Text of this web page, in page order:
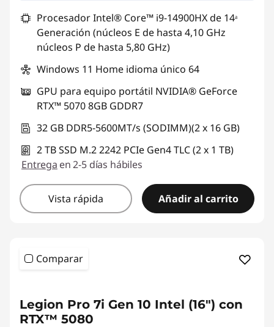
Procesador Intel® Core™ i9-14900HX de 14ᵃ
Generación (núcleos E de hasta 4,10 GHz
núcleos P de hasta 5,80 GHz)
Windows 11 Home idioma único 64
GPU para equipo portátil NVIDIA® GeForce
RTX™ 5070 8GB GDDR7
32 GB DDR5-5600MT/s (SODIMM)(2 x 16 GB)
2 TB SSD M.2 2242 PCIe Gen4 TLC (2 x 1 TB)
Entrega en 2-5 días hábiles
Vista rápida Añadir al carrito
Comparar
Legion Pro 7i Gen 10 Intel (16") con
RTX™ 5080